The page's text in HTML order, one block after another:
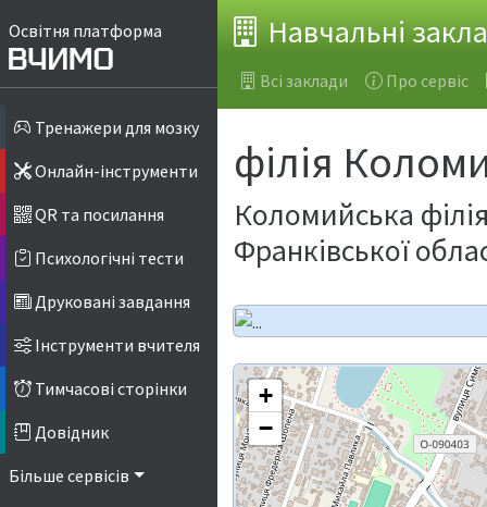
Освітня платформа
Тренажери для мозку
Онлайн-інструменти
QR та посилання
Психологічні тести
Друковані завдання
Інструменти вчителя
Тимчасові сторінки
Довідник
Більше сервісів
Навчальні
Всі заклади Про сервіс
філія
Коломийська
Франківської
+
−